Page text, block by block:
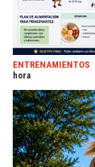
ENTRENAMIENTOS
hora